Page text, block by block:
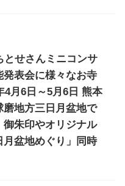
とせさんミニコンサ
発表会に様々なお寺
4月6日～5月6日 熊本
磨地方三日月盆地で
御朱印やオリジナル
月盆地めぐり」同時